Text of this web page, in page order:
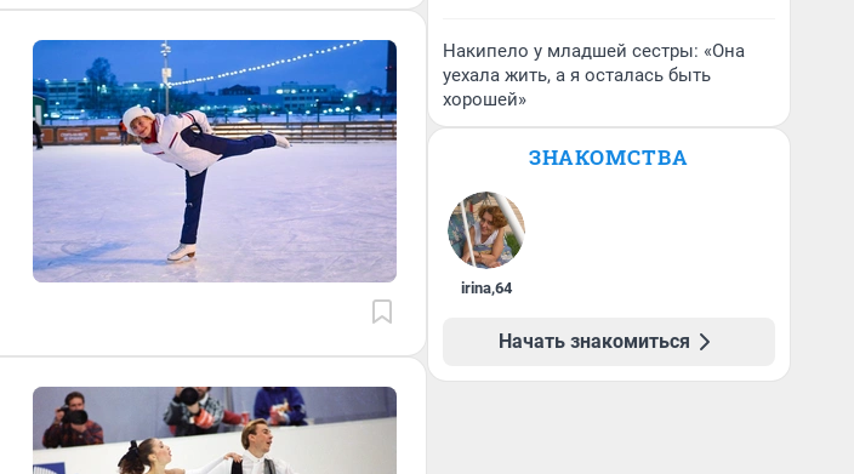
Накипело у младшей сестры: «Она
уехала жить, а я осталась быть
хорошей»
ЗНАКОМСТВА
irina,64
Начать знакомиться